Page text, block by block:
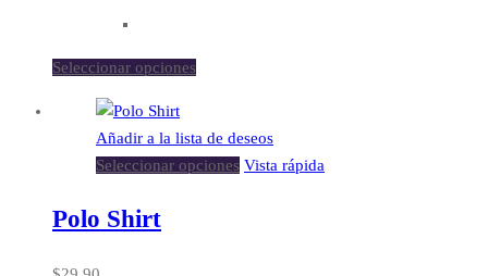
Seleccionar opciones
Añadir a la lista de deseos
Seleccionar opciones Vista rápida
Polo Shirt